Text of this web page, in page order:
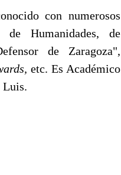
con numerosos
de Humanidades, de
de Zaragoza",
etc. Es Académico
Luis.